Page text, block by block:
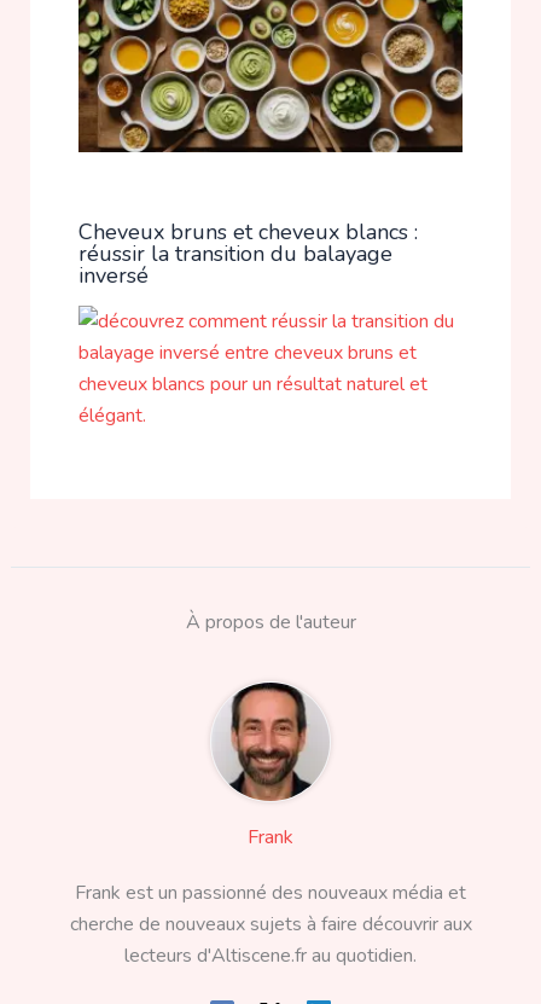
Cheveux bruns et cheveux blancs :
réussir la transition du balayage
inversé
À propos de l'auteur
Frank
Frank est un passionné des nouveaux média et
cherche de nouveaux sujets à faire découvrir aux
lecteurs d'Altiscene.fr au quotidien.